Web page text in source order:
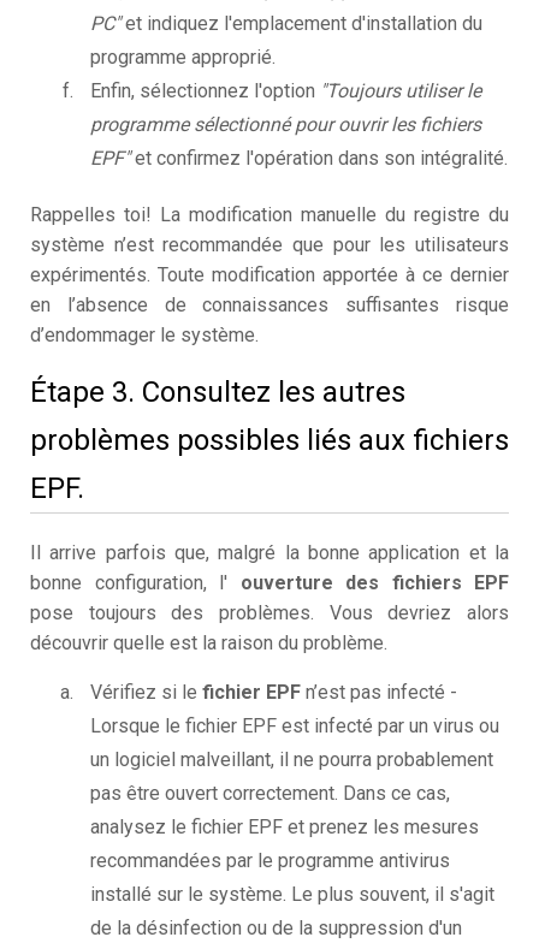
PC"et indiquez l'emplacement d'installation du
programme approprié.
Enfin, sélectionnez l'option "Toujours utiliser le
programme sélectionné pour ouvrir les fichiers
EPF"et confirmez l'opération dans son intégralité.
Rappelles toi! La modification manuelle du registre du
système n’est recommandée que pour les utilisateurs
expérimentés. Toute modification apportée à ce dernier
en l’absence de connaissances suffisantes risque
d’endommager le système.
Étape 3. Consultez les autres
problèmes possibles liés aux fichiers
EPF.
Il arrive parfois que, malgré la bonne application et la
bonne configuration, l' ouverture des fichiers EPF
pose toujours des problèmes. Vous devriez alors
découvrir quelle est la raison du problème.
Vérifiez si le fichier EPF n’est pas infecté -
Lorsque le fichier EPF est infecté par un virus ou
un logiciel malveillant, il ne pourra probablement
pas être ouvert correctement. Dans ce cas,
analysez le fichier EPF et prenez les mesures
recommandées par le programme antivirus
installé sur le système. Le plus souvent, il s'agit
de la désinfection ou de la suppression d'un